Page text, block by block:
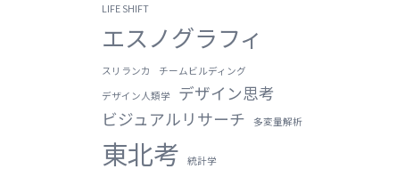
LIFE SHIFT
エスノグラフィ
スリランカ
チームビルディング
デザイン人類学
デザイン思考
ビジュアルリサーチ
多変量解析
東北考 統計学